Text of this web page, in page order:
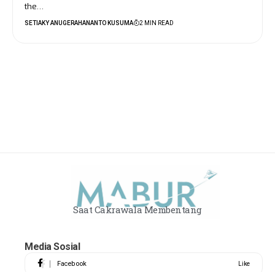
the…
SETIAKY ANUGERAHANANTO KUSUMA 2 MIN READ
Saat Cakrawala Membentang
Media Sosial
Facebook Like